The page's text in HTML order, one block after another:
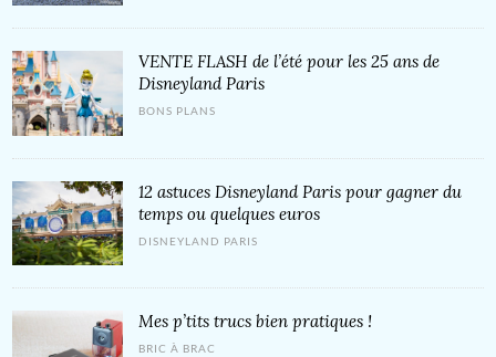
VENTE FLASH de l’été pour les 25 ans de
Disneyland Paris
BONS PLANS
12 astuces Disneyland Paris pour gagner du
temps ou quelques euros
DISNEYLAND PARIS
Mes p’tits trucs bien pratiques !
BRIC À BRAC